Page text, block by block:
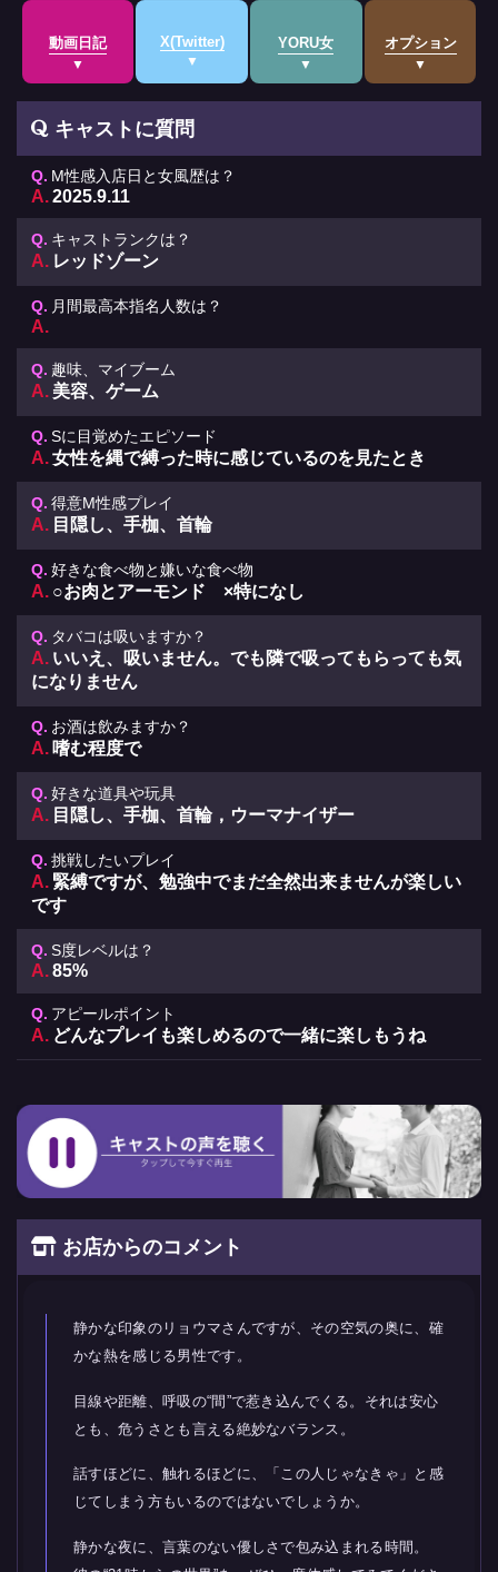
動画日記 X(Twitter) YORU女 オプション
キャストに質問
M性感入店日と女風歴は？
2025.9.11
キャストランクは？
レッドゾーン
月間最高本指名人数は？
趣味、マイブーム
美容、ゲーム
Sに目覚めたエピソード
女性を縄で縛った時に感じているのを見たとき
得意M性感プレイ
目隠し、手枷、首輪
好きな食べ物と嫌いな食べ物
○お肉とアーモンド ×特になし
タバコは吸いますか？
いいえ、吸いません。でも隣で吸ってもらっても気
になりません
お酒は飲みますか？
嗜む程度で
好きな道具や玩具
目隠し、手枷、首輪，ウーマナイザー
挑戦したいプレイ
緊縛ですが、勉強中でまだ全然出来ませんが楽しい
です
S度レベルは？
85%
アピールポイント
どんなプレイも楽しめるので一緒に楽しもうね
お店からのコメント
静かな印象のリョウマさんですが、その空気の奥に、確
かな熱を感じる男性です。
目線や距離、呼吸の“間”で惹き込んでくる。それは安心
とも、危うさとも言える絶妙なバランス。
話すほどに、触れるほどに、「この人じゃなきゃ」と感
じてしまう方もいるのではないでしょうか。
静かな夜に、言葉のない優しさで包み込まれる時間。